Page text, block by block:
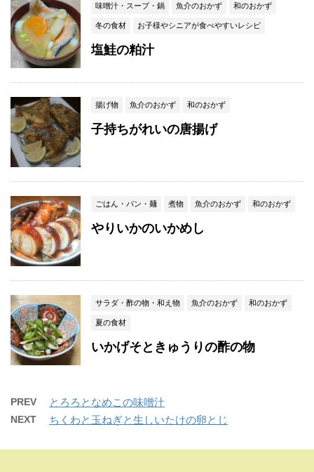
味噌汁・スープ・鍋 魚介のおかず 和のおかず
冬の食材 お子様やシニアが食べやすいレシピ
塩鮭の粕汁
揚げ物 魚介のおかず 和のおかず
子持ちがれいの唐揚げ
ごはん・パン・麺 煮物 魚介のおかず 和のおかず
やりいかのいかめし
サラダ・酢の物・和え物 魚介のおかず 和のおかず
夏の食材
いかげそときゅうりの酢の物
PREV とろろとなめこの味噌汁
NEXT ちくわと玉ねぎと生しいたけの卵とじ